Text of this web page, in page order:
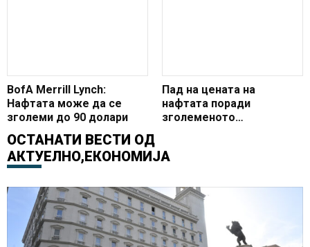
BofA Merrill Lynch:
Нафтата може да се
зголеми до 90 долари
Пад на цената на
нафтата поради
зголеменото
ОСТАНАТИ ВЕСТИ ОД
АКТУЕЛНО,ЕКОНОМИЈА